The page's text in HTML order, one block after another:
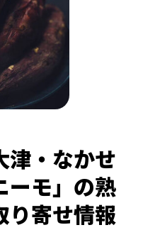
津・なかせ
ーモ」の熟
り寄せ情報